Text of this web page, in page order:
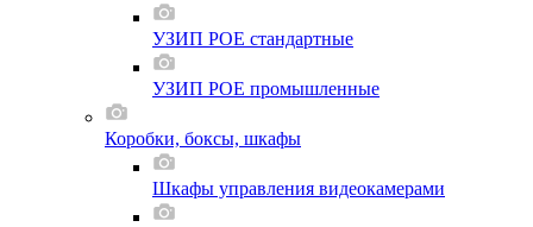
УЗИП POE стандартные
УЗИП POE промышленные
Коробки, боксы, шкафы
Шкафы управления видеокамерами